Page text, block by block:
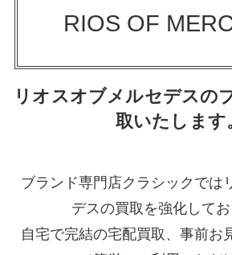
RIOS OF
リオスオブメルセデスの
取いたします
ブランド専門店クラシックでは
デスの買取を強化してお
自宅で完結の宅配買取、事前お